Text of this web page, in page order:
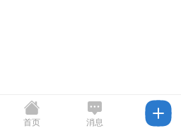
首页 消息